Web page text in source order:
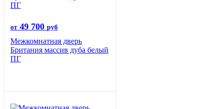
от 49 700 руб
Межкомнатная дверь
Британия массив дуба белый
ПГ